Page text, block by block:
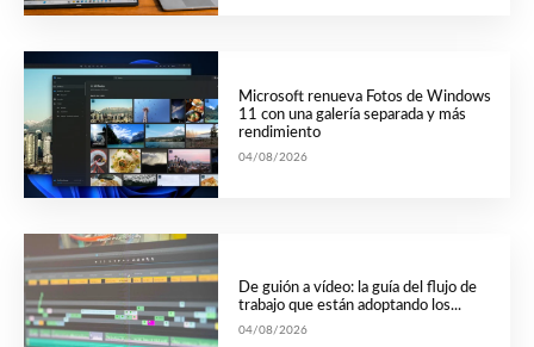
Microsoft renueva Fotos de Windows
11 con una galería separada y más
rendimiento
04/08/2026
De guión a vídeo: la guía del flujo de
trabajo que están adoptando los...
04/08/2026